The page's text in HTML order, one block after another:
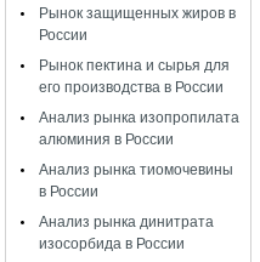
Рынок защищенных жиров в
России
Рынок пектина и сырья для
его производства в России
Анализ рынка изопропилата
алюминия в России
Анализ рынка тиомочевины
в России
Анализ рынка динитрата
изосорбида в России